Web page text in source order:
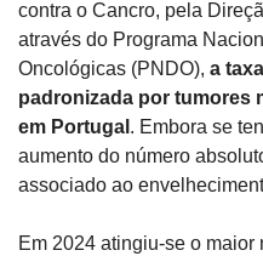
contra o Cancro, pela
através do Programa
Oncológicas (PNDO), a
padronizada por tumores
em Portugal . Embora se
aumento do número
associado ao
Em 2024 atingiu-se o maior